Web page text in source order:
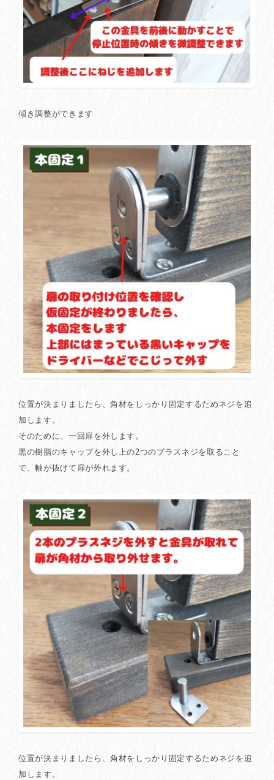
傾き調整ができます
位置が決まりましたら、角材をしっかり固定するためネジを追
加します。
そのために、一回扉を外します。
黒の樹脂のキャップを外し上の2つのプラスネジを取ること
で、軸が抜けて扉が外れます。
位置が決まりましたら、角材をしっかり固定するためネジを追
加します。